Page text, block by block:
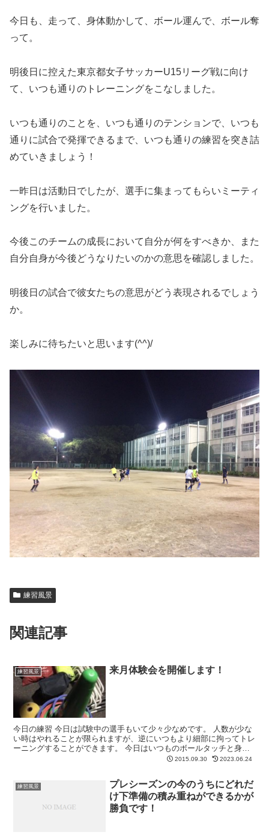
今日も、走って、身体動かして、ボール運んで、ボール奪
って。
明後日に控えた東京都女子サッカーU15リーグ戦に向け
て、いつも通りのトレーニングをこなしました。
いつも通りのことを、いつも通りのテンションで、いつも
通りに試合で発揮できるまで、いつも通りの練習を突き詰
めていきましょう！
一昨日は活動日でしたが、選手に集まってもらいミーティ
ングを行いました。
今後このチームの成長において自分が何をすべきか、また
自分自身が今後どうなりたいのかの意思を確認しました。
明後日の試合で彼女たちの意思がどう表現されるでしょう
か。
楽しみに待ちたいと思います(^^)/
練習風景
関連記事
練習風景 来月体験会を開催します！
今日の練習 今日は試験中の選手もいて少々少なめです。 人数が少な
い時はやれることが限られますが、逆にいつもより細部に拘ってトレ
ーニングすることができます。 今日はいつものボールタッチと身体
の動き作りのあとは、ディフェンスの立ち位置・詰め方・...
2015.09.30 2023.06.24
練習風景
プレシーズンの今のうちにどれだ
け下準備の積み重ねができるかが
勝負です！